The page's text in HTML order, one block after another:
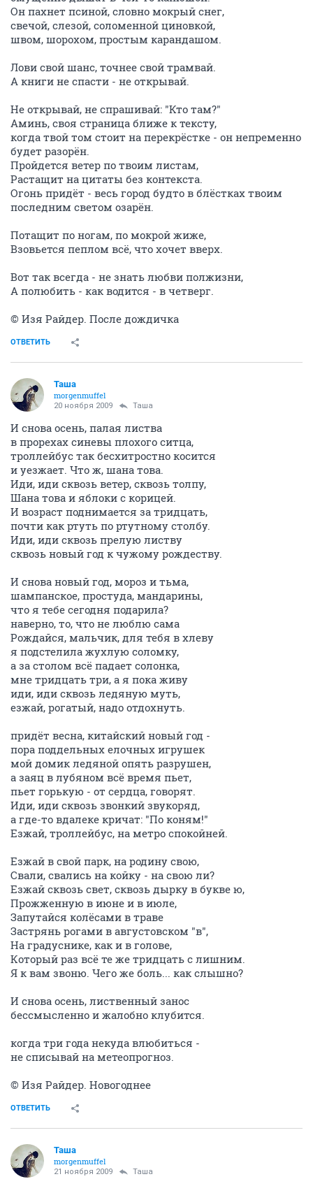
Он пахнет псиной, словно мокрый снег,
свечой, слезой, соломенной циновкой,
швом, шорохом, простым карандашом.
Лови свой шанс, точнее свой трамвай.
А книги не спасти - не открывай.
Не открывай, не спрашивай: "Кто там?"
Аминь, своя страница ближе к тексту,
когда твой том стоит на перекрёстке - он непременно
будет разорён.
Пройдется ветер по твоим листам,
Растащит на цитаты без контекста.
Огонь придёт - весь город будто в блёстках твоим
последним светом озарён.
Потащит по ногам, по мокрой жиже,
Взовьется пеплом всё, что хочет вверх.
Вот так всегда - не знать любви полжизни,
А полюбить - как водится - в четверг.
© Изя Райдер. После дождичка
ОТВЕТИТЬ
Таша
morgenmuffel
20 ноября 2009 Таша
И снова осень, палая листва
в прорехах синевы плохого ситца,
троллейбус так бесхитростно косится
и уезжает. Что ж, шана това.
Иди, иди сквозь ветер, сквозь толпу,
Шана това и яблоки с корицей.
И возраст поднимается за тридцать,
почти как ртуть по ртутному столбу.
Иди, иди сквозь прелую листву
сквозь новый год к чужому рождеству.
И снова новый год, мороз и тьма,
шампанское, простуда, мандарины,
что я тебе сегодня подарила?
наверно, то, что не люблю сама
Рождайся, мальчик, для тебя в хлеву
я подстелила жухлую соломку,
а за столом всё падает солонка,
мне тридцать три, а я пока живу
иди, иди сквозь ледяную муть,
езжай, рогатый, надо отдохнуть.
придёт весна, китайский новый год -
пора поддельных елочных игрушек
мой домик ледяной опять разрушен,
а заяц в лубяном всё время пьет,
пьет горькую - от сердца, говорят.
Иди, иди сквозь звонкий звукоряд,
а где-то вдалеке кричат: "По коням!"
Езжай, троллейбус, на метро спокойней.
Езжай в свой парк, на родину свою,
Свали, свались на койку - на свою ли?
Езжай сквозь свет, сквозь дырку в букве ю,
Прожженную в июне и в июле,
Запутайся колёсами в траве
Застрянь рогами в августовском "в",
На градуснике, как и в голове,
Который раз всё те же тридцать с лишним.
Я к вам звоню. Чего же боль... как слышно?
И снова осень, лиственный занос
бессмысленно и жалобно клубится.
когда три года некуда влюбиться -
не списывай на метеопрогноз.
© Изя Райдер. Новогоднее
ОТВЕТИТЬ
Таша
morgenmuffel
21 ноября 2009 Таша